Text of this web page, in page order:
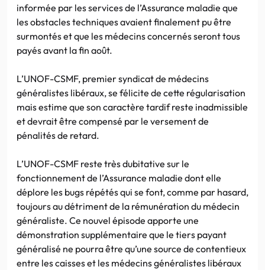
informée par les services de l’Assurance maladie que
les obstacles techniques avaient finalement pu être
surmontés et que les médecins concernés seront tous
payés avant la fin août.
L’UNOF-CSMF, premier syndicat de médecins
généralistes libéraux, se félicite de cette régularisation
mais estime que son caractère tardif reste inadmissible
et devrait être compensé par le versement de
pénalités de retard.
L’UNOF-CSMF reste très dubitative sur le
fonctionnement de l’Assurance maladie dont elle
déplore les bugs répétés qui se font, comme par hasard,
toujours au détriment de la rémunération du médecin
généraliste. Ce nouvel épisode apporte une
démonstration supplémentaire que le tiers payant
généralisé ne pourra être qu’une source de contentieux
entre les caisses et les médecins généralistes libéraux